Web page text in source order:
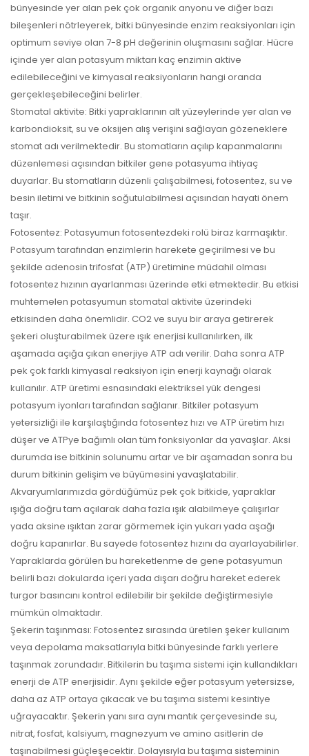
bünyesinde yer alan pek çok organik anyonu ve diğer bazı
bileşenleri nötrleyerek, bitki bünyesinde enzim reaksiyonları için
optimum seviye olan 7-8 pH değerinin oluşmasını sağlar. Hücre
içinde yer alan potasyum miktarı kaç enzimin aktive
edilebileceğini ve kimyasal reaksiyonların hangi oranda
gerçekleşebileceğini belirler.
Stomatal aktivite: Bitki yapraklarının alt yüzeylerinde yer alan ve
karbondioksit, su ve oksijen alış verişini sağlayan gözeneklere
stomat adı verilmektedir. Bu stomatların açılıp kapanmalarını
düzenlemesi açısından bitkiler gene potasyuma ihtiyaç
duyarlar. Bu stomatların düzenli çalışabilmesi, fotosentez, su ve
besin iletimi ve bitkinin soğutulabilmesi açısından hayati önem
taşır.
Fotosentez: Potasyumun fotosentezdeki rolü biraz karmaşıktır.
Potasyum tarafından enzimlerin harekete geçirilmesi ve bu
şekilde adenosin trifosfat (ATP) üretimine müdahil olması
fotosentez hızının ayarlanması üzerinde etki etmektedir. Bu etkisi
muhtemelen potasyumun stomatal aktivite üzerindeki
etkisinden daha önemlidir. CO2 ve suyu bir araya getirerek
şekeri oluşturabilmek üzere ışık enerjisi kullanılırken, ilk
aşamada açığa çıkan enerjiye ATP adı verilir. Daha sonra ATP
pek çok farklı kimyasal reaksiyon için enerji kaynağı olarak
kullanılır. ATP üretimi esnasındaki elektriksel yük dengesi
potasyum iyonları tarafından sağlanır. Bitkiler potasyum
yetersizliği ile karşılaştığında fotosentez hızı ve ATP üretim hızı
düşer ve ATPye bağımlı olan tüm fonksiyonlar da yavaşlar. Aksi
durumda ise bitkinin solunumu artar ve bir aşamadan sonra bu
durum bitkinin gelişim ve büyümesini yavaşlatabilir.
Akvaryumlarımızda gördüğümüz pek çok bitkide, yapraklar
ışığa doğru tam açılarak daha fazla ışık alabilmeye çalışırlar
yada aksine ışıktan zarar görmemek için yukarı yada aşağı
doğru kapanırlar. Bu sayede fotosentez hızını da ayarlayabilirler.
Yapraklarda görülen bu hareketlenme de gene potasyumun
belirli bazı dokularda içeri yada dışarı doğru hareket ederek
turgor basıncını kontrol edilebilir bir şekilde değiştirmesiyle
mümkün olmaktadır.
Şekerin taşınması: Fotosentez sırasında üretilen şeker kullanım
veya depolama maksatlarıyla bitki bünyesinde farklı yerlere
taşınmak zorundadır. Bitkilerin bu taşıma sistemi için kullandıkları
enerji de ATP enerjisidir. Aynı şekilde eğer potasyum yetersizse,
daha az ATP ortaya çıkacak ve bu taşıma sistemi kesintiye
uğrayacaktır. Şekerin yanı sıra aynı mantık çerçevesinde su,
nitrat, fosfat, kalsiyum, magnezyum ve amino asitlerin de
taşınabilmesi güçleşecektir. Dolayısıyla bu taşıma sisteminin